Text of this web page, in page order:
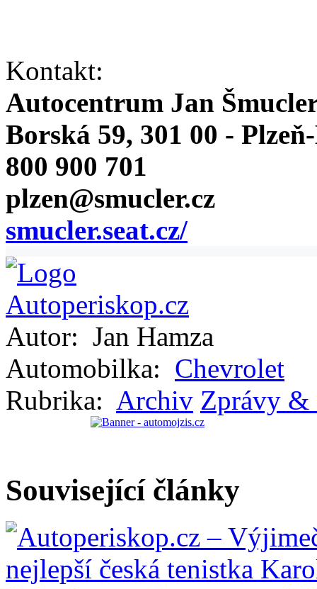
Kontakt:
Autocentrum Jan
Borská 59, 301 00 -
800 900 701
plzen@smucler.cz
smucler.seat.cz/
Autor: Jan Hamza
Automobilka: Chevrolet
Rubrika: Archiv Zprávy &
Související články